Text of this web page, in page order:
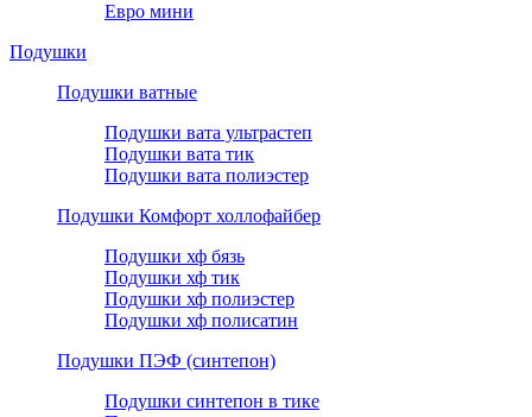
Евро мини
Подушки
Подушки ватные
Подушки вата ультрастеп
Подушки вата тик
Подушки вата полиэстер
Подушки Комфорт холлофайбер
Подушки хф бязь
Подушки хф тик
Подушки хф полиэстер
Подушки хф полисатин
Подушки ПЭФ (синтепон)
Подушки синтепон в тике